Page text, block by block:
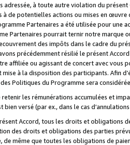
adressée, à toute autre violation du
de potentielles actions ou mises en
Partenaires a été utilisée pour une
Partenaires pourrait ternir notre marque
des impôts dans le cadre du
précédemment résilié le présent
affiliée ou agissant de concert avec vous
à la disposition des participants. Afin
Politiques du Programme sera
retenir les rémunérations accumulées et
bien versé (par ex., dans le cas
Accord, tous les droits et obligations
des droits et obligations des parties
de même que toutes les obligations de